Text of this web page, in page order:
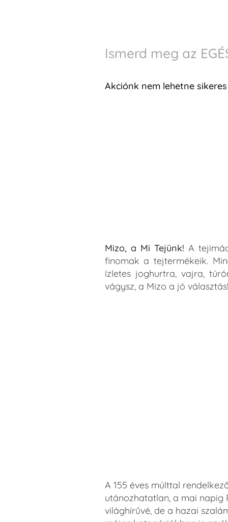
Ismerd meg az
Akciónk nem lehetne
Mizo, a Mi Tejünk! A
finomak a tejtermékeik.
ízletes joghurtra, vajra,
vágysz, a Mizo a jó választás!
A 155 éves múlttal
utánozhatatlan, a mai
világhírűvé, de a hazai